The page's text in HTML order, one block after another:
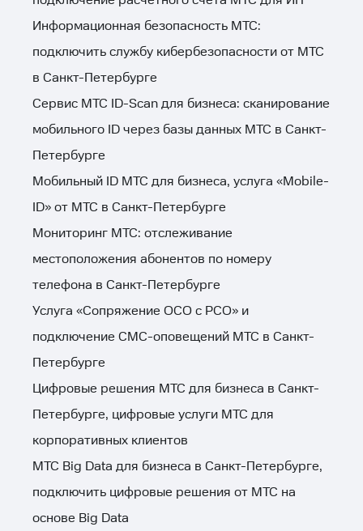
Информационная безопасность МТС:
подключить службу кибербезопасности от МТС
в Санкт-Петербурге
Сервис МТС ID-Scan для бизнеса: сканирование
мобильного ID через базы данных МТС в Санкт-
Петербурге
Мобильный ID МТС для бизнеса, услуга «Mobile-
ID» от МТС в Санкт-Петербурге
Мониторинг МТС: отслеживание
местоположения абонентов по номеру
телефона в Санкт-Петербурге
Услуга «Сопряжение ОСО с РСО» и
подключение СМС-оповещений МТС в Санкт-
Петербурге
Цифровые решения МТС для бизнеса в Санкт-
Петербурге, цифровые услуги МТС для
корпоративных клиентов
МТС Big Data для бизнеса в Санкт-Петербурге,
подключить цифровые решения от МТС на
основе Big Data